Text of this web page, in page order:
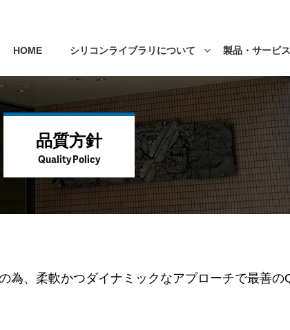
HOME シリコンライブラリについて 製品・サービス
品質方針
Quality Policy
為、柔軟かつダイナミックなアプローチで最善の